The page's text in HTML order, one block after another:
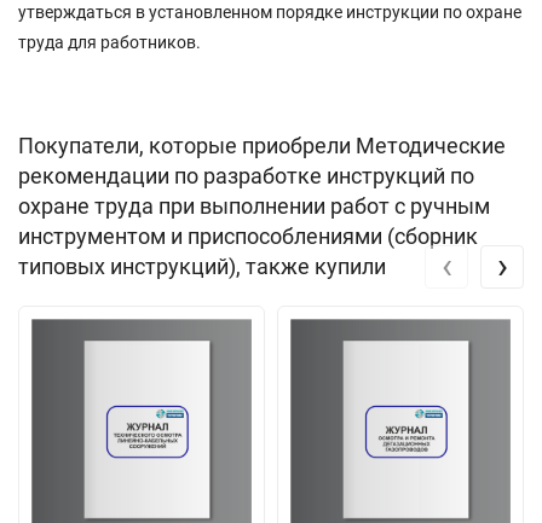
утверждаться в установленном порядке инструкции по охране
труда для работников.
Покупатели, которые приобрели Методические
рекомендации по разработке инструкций по
охране труда при выполнении работ с ручным
инструментом и приспособлениями (сборник
типовых инструкций), также купили
‹ ›